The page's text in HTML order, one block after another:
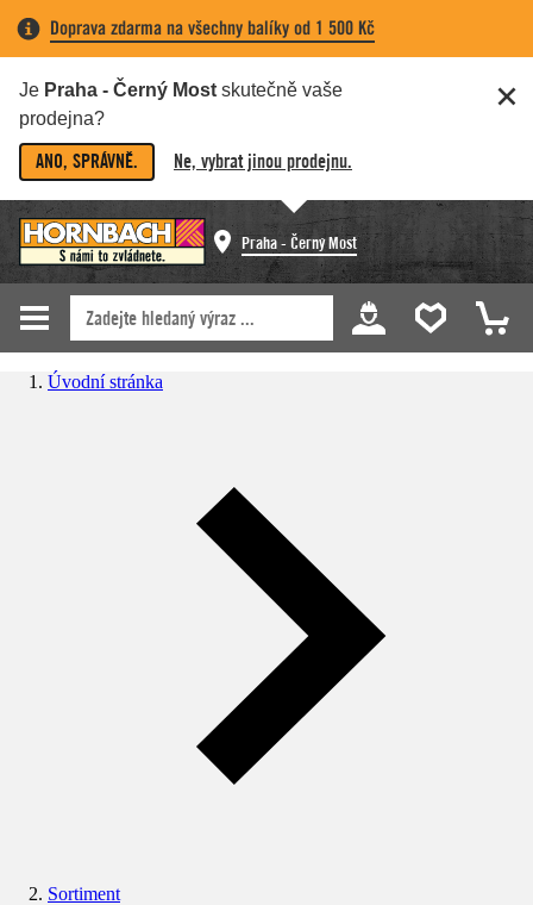
Doprava zdarma na všechny balíky od 1 500 Kč
Je Praha - Černý Most skutečně vaše
prodejna?
ANO, SPRÁVNĚ. Ne, vybrat jinou prodejnu.
Praha - Černý Most
Úvodní stránka
Sortiment